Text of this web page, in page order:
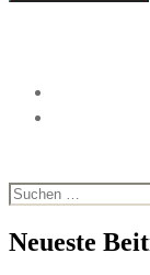
Suchen
nach:
Neueste